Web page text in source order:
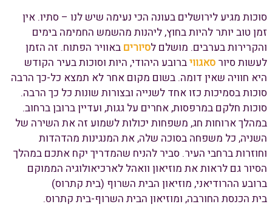
סוכות מגיע לירושלים בעונה הכי נעימה שיש לנו – סתיו. אין
זמן טוב יותר להיות בחוץ, ליהנות מהשמש החמימה בימים
והקרירות בערבים. מושלם לסיורים באוויר הפתוח. זה הזמן
לעשות סיור סאגוויברובע היהודי, היות וסוכות בעיר הקודש
היא חוויה שאין דומה. בשום מקום אחר לא תמצא כל-כך הרבה
סוכות בסמיכות כזו אחד לשנייה ובצורות שונות כל כך הרבה.
סוכות חלקם במרפסות, אחרים על גגות, ועדיין ברובן ברחוב.
במהלך ארוחות חג, משפחות יכולות לשמוע זה את השירה של
השניה, כל משפחה בסוכה שלה, את המנגינות מהדהדות
וחוזרות ברחבי העיר. סביר להניח שהמדריך יקח אתכם במהלך
הסיור גם לראות את מוזיאון וואהל לארכיאולוגיה הממוקם
ברובע ההרודיאני, מוזיאון הבית השרוף (בית קתרוס)
בית הכנסת החורבה, ומוזיאון הבית השרוף-בית קתרוס.